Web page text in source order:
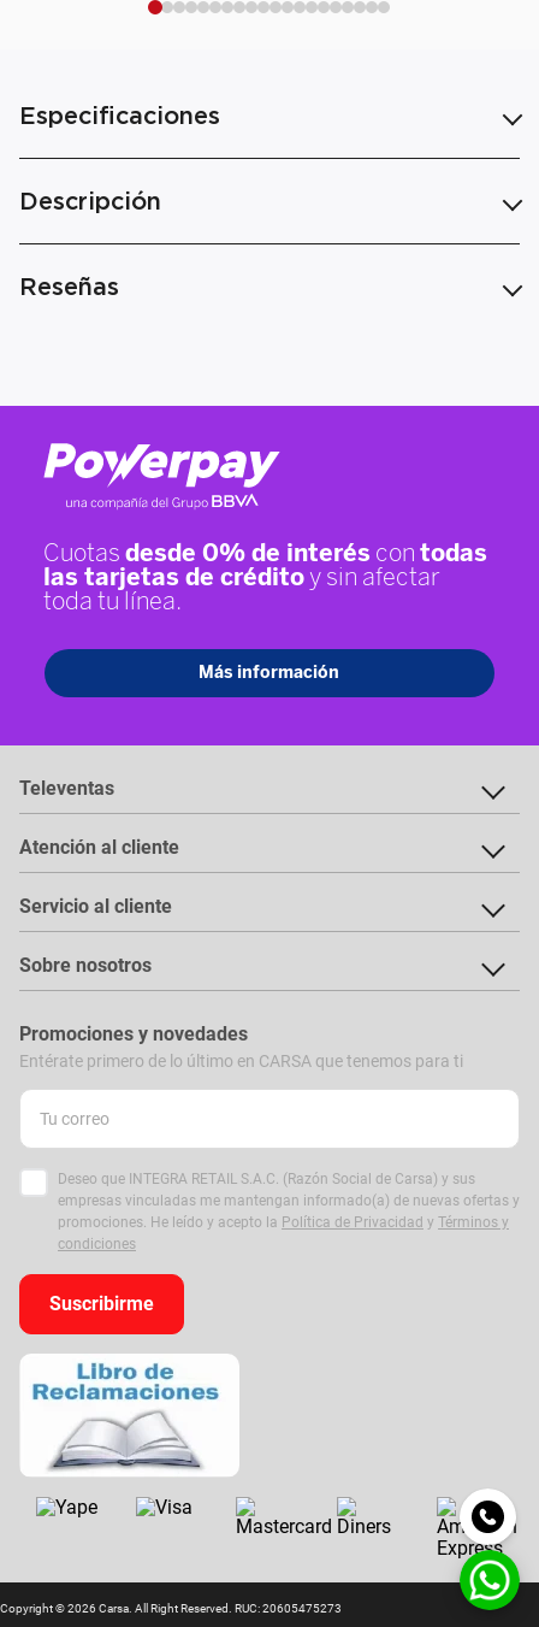
Especificaciones
Descripción
Reseñas
Televentas
Atención al cliente
Servicio al cliente
Sobre nosotros
Promociones y novedades
Entérate primero de lo último en CARSA que tenemos para ti
Deseo que INTEGRA RETAIL S.A.C. (Razón Social de Carsa) y sus
empresas vinculadas me mantengan informado(a) de nuevas ofertas y
promociones. He leído y acepto la Política de Privacidad y Términos y
condiciones
Suscribirme
Copyright © 2026 Carsa. All Right Reserved. RUC: 20605475273